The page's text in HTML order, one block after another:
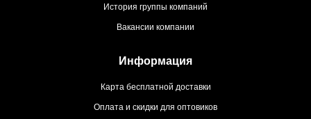
История группы компаний
Вакансии компании
Информация
Карта бесплатной доставки
Оплата и скидки для оптовиков